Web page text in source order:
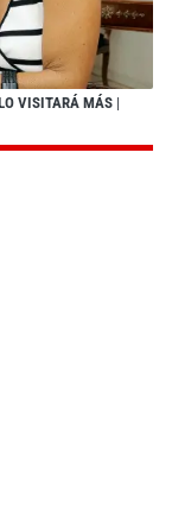
VISITARÁ MÁS |